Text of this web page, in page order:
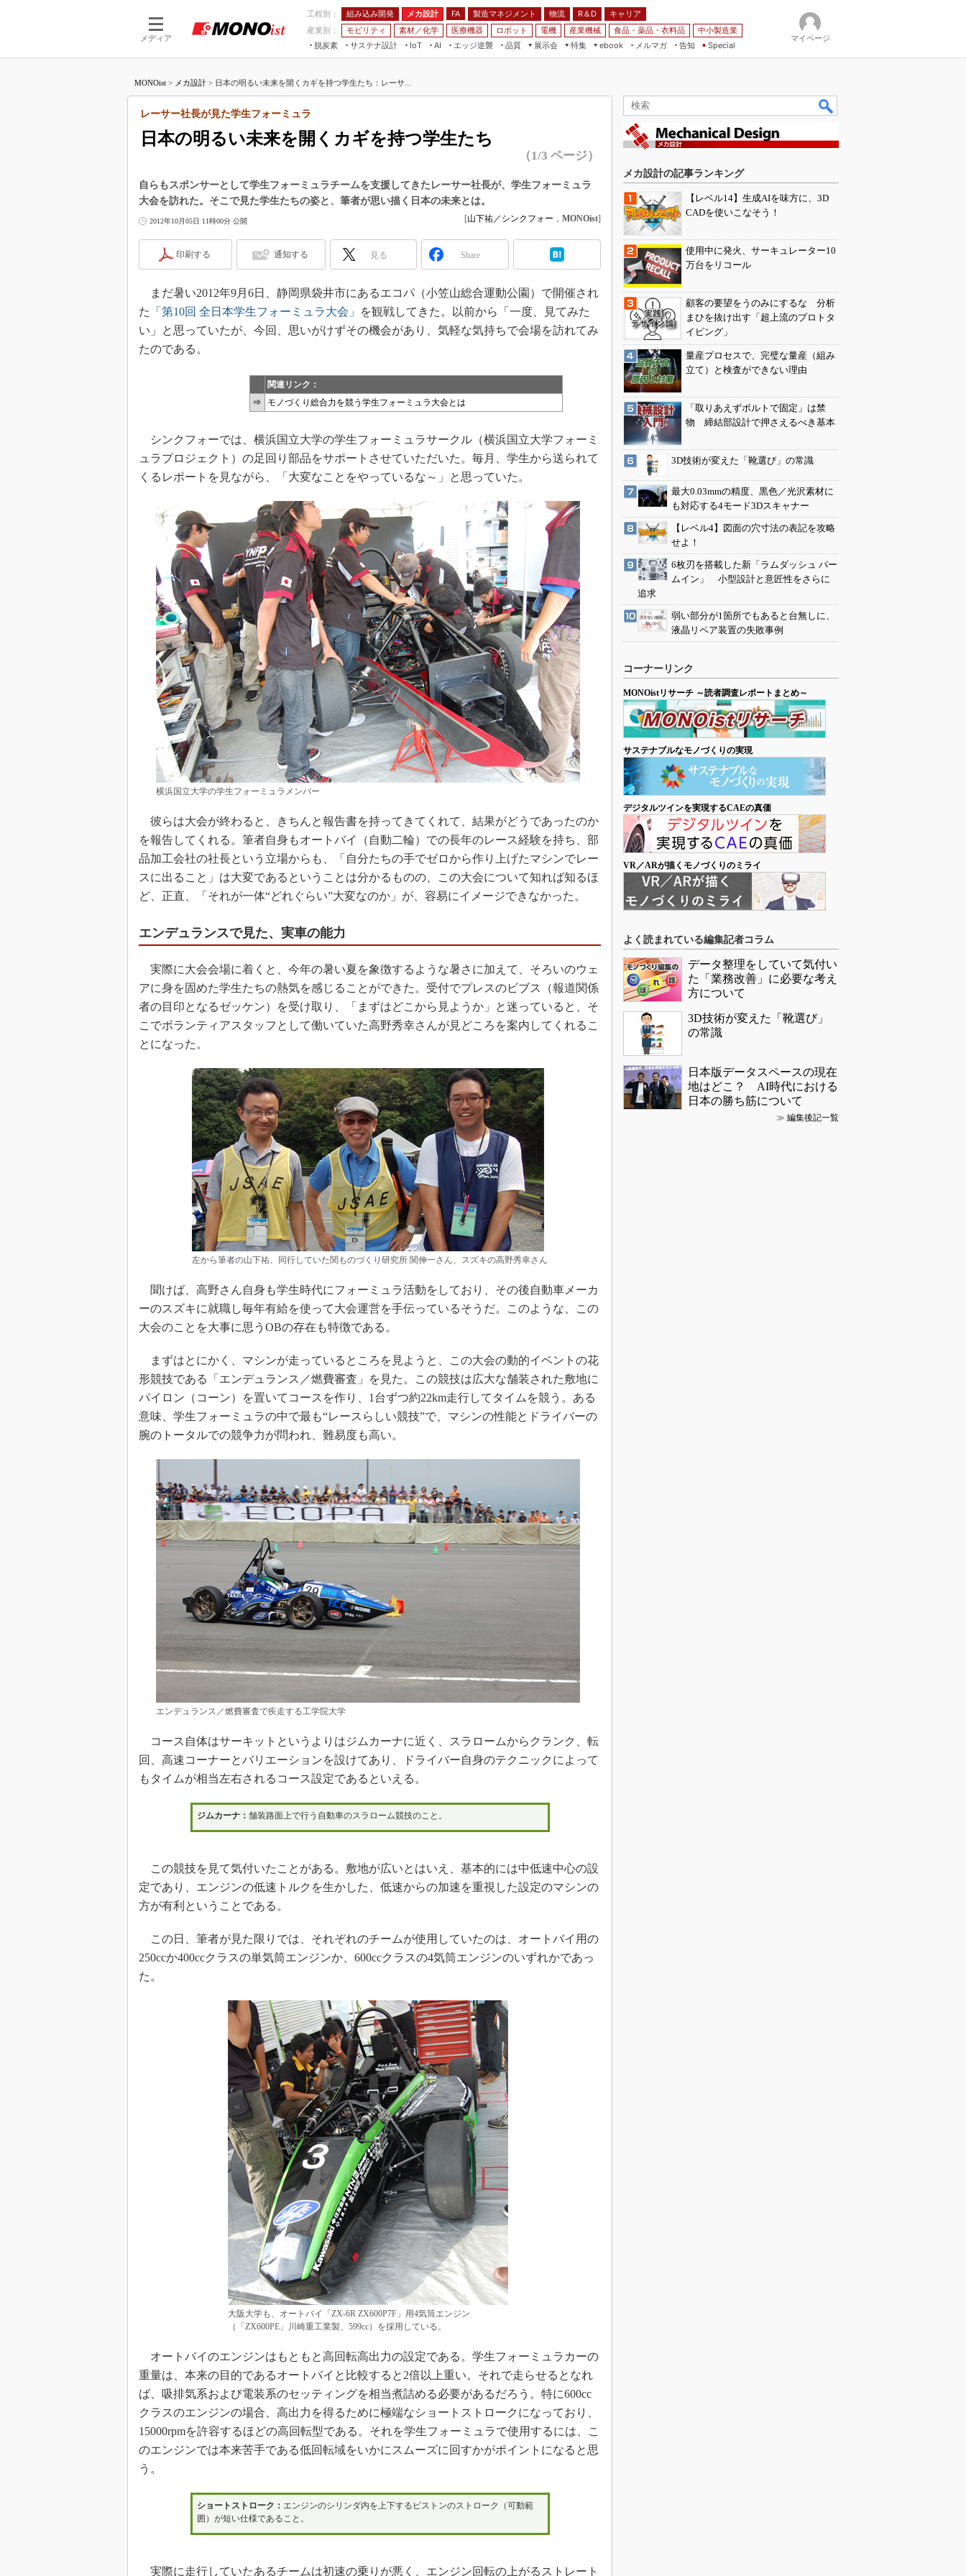
メディア
工程別： 組み込み開発 メカ設計 FA 製造マネジメント 物流 R＆D
キャリア
産業別：
モビリティ 素材／化学 医療機器 ロボット 電機 産業機械 食品・薬品・衣料品
中小製造業
脱炭素
サステナ設計
IoT
つながる工場
AI
AI×設備保全
エッジ逆襲 品質
展示会
JIMTOF
IIFES
ジャパンモビリティショー
TECHNO-FRONTIER
スマート工場EXPO
EdgeTech+
日本ものづくりワールド
AUTOMOTIVE WORLD
産業オープンネット展
特集
VR／AR
フィールドサービス
組み込み画像技術
組み込みモデリング
Windows Embedded
車載ソフト開発
無償設計ツール
3Dプリンタ
インダストリー4.0
製造業ビッグデータ
メイドインジャパン
植物工場
知財マネジメント
海外生産
グローバル設計・開発
制御セキュリティ
新型コロナへの対応
ebook
FA
モビリティ
メルマガ
告知 Special
マイページ
MONOist > メカ設計 > 日本の明るい未来を開くカギを持つ学生たち：レーサ...
日本の明るい未来を開くカギを持つ学生たち
レーサー社長が見た学生フォーミュラ
（1/3 ページ）
自らもスポンサーとして学生フォーミュラチームを支援してきたレーサー社長が、学生フォーミュラ
大会を訪れた。そこで見た学生たちの姿と、筆者が思い描く日本の未来とは。
2012年10月05日 11時00分 公開 [山下祐／シンクフォー ， MONOist]
印刷する 通知する 見る Share
まだ暑い2012年9月6日、静岡県袋井市にあるエコパ（小笠山総合運動公園）で開催され
た
「第10回 全日本学生フォーミュラ大会」
を観戦してきた。以前から「一度、見てみた
い」と思っていたが、今回、思いがけずその機会があり、気軽な気持ちで会場を訪れてみ
たのである。
関連リンク：
⇒
モノづくり総合力を競う学生フォーミュラ大会とは
シンクフォーでは、横浜国立大学の学生フォーミュラサークル（横浜国立大学フォーミ
ュラプロジェクト）の足回り部品をサポートさせていただいた。毎月、学生から送られて
くるレポートを見ながら、「大変なことをやっているな～」と思っていた。
横浜国立大学の学生フォーミュラメンバー
彼らは大会が終わると、きちんと報告書を持ってきてくれて、結果がどうであったのか
を報告してくれる。筆者自身もオートバイ（自動二輪）での長年のレース経験を持ち、部
品加工会社の社長という立場からも、「自分たちの手でゼロから作り上げたマシンでレー
スに出ること」は大変であるということは分かるものの、この大会について知れば知るほ
ど、正直、「それが一体“どれぐらい”大変なのか」が、容易にイメージできなかった。
エンデュランスで見た、実車の能力
実際に大会会場に着くと、今年の暑い夏を象徴するような暑さに加えて、そろいのウェ
アに身を固めた学生たちの熱気を感じることができた。受付でプレスのビブス（報道関係
者の目印となるゼッケン）を受け取り、「まずはどこから見ようか」と迷っていると、そ
こでボランティアスタッフとして働いていた高野秀幸さんが見どころを案内してくれるこ
とになった。
左から筆者の山下祐、同行していた関ものづくり研究所 関伸一さん、スズキの高野秀幸さん
聞けば、高野さん自身も学生時代にフォーミュラ活動をしており、その後自動車メーカ
ーのスズキに就職し毎年有給を使って大会運営を手伝っているそうだ。このような、この
大会のことを大事に思うOBの存在も特徴である。
まずはとにかく、マシンが走っているところを見ようと、この大会の動的イベントの花
形競技である「エンデュランス／燃費審査」を見た。この競技は広大な舗装された敷地に
パイロン（コーン）を置いてコースを作り、1台ずつ約22km走行してタイムを競う。ある
意味、学生フォーミュラの中で最も“レースらしい競技”で、マシンの性能とドライバーの
腕のトータルでの競争力が問われ、難易度も高い。
エンデュランス／燃費審査で疾走する工学院大学
コース自体はサーキットというよりはジムカーナに近く、スラロームからクランク、転
回、高速コーナーとバリエーションを設けてあり、ドライバー自身のテクニックによって
もタイムが相当左右されるコース設定であるといえる。
ジムカーナ： 舗装路面上で行う自動車のスラローム競技のこと。
この競技を見て気付いたことがある。敷地が広いとはいえ、基本的には中低速中心の設
定であり、エンジンの低速トルクを生かした、低速からの加速を重視した設定のマシンの
方が有利ということである。
この日、筆者が見た限りでは、それぞれのチームが使用していたのは、オートバイ用の
250ccか400ccクラスの単気筒エンジンか、600ccクラスの4気筒エンジンのいずれかであっ
た。
大阪大学も、オートバイ「ZX-6R ZX600P7F」用4気筒エンジン
（「ZX600PE」川崎重工業製、599cc）を採用している。
オートバイのエンジンはもともと高回転高出力の設定である。学生フォーミュラカーの
重量は、本来の目的であるオートバイと比較すると2倍以上重い。それで走らせるとなれ
ば、吸排気系および電装系のセッティングを相当煮詰める必要があるだろう。特に600cc
クラスのエンジンの場合、高出力を得るために極端なショートストロークになっており、
15000rpmを許容するほどの高回転型である。それを学生フォーミュラで使用するには、こ
のエンジンでは本来苦手である低回転域をいかにスムーズに回すかがポイントになると思
う。
ショートストローク： エンジンのシリンダ内を上下するピストンのストローク（可動範
囲）が短い仕様であること。
実際に走行していたあるチームは初速の乗りが悪く、エンジン回転の上がるストレート
メカ設計の記事ランキング
【レベル14】生成AIを味方に、3D
CADを使いこなそう！
使用中に発火、サーキュレーター10
万台をリコール
顧客の要望をうのみにするな 分析
まひを抜け出す「超上流のプロトタ
イピング」
量産プロセスで、完璧な量産（組み
立て）と検査ができない理由
「取りあえずボルトで固定」は禁
物 締結部設計で押さえるべき基本
3D技術が変えた「靴選び」の常識
最大0.03mmの精度、黒色／光沢素材に
も対応する4モード3Dスキャナー
【レベル4】図面の穴寸法の表記を攻略
せよ！
6枚刃を搭載した新「ラムダッシュ パー
ムイン」 小型設計と意匠性をさらに
追求
弱い部分が1箇所でもあると台無しに、
液晶リペア装置の失敗事例
コーナーリンク
MONOistリサーチ ～読者調査レポートまとめ～
サステナブルなモノづくりの実現
デジタルツインを実現するCAEの真価
VR／ARが描くモノづくりのミライ
よく読まれている編集記者コラム
データ整理をしていて気付い
た「業務改善」に必要な考え
方について
3D技術が変えた「靴選び」
の常識
日本版データスペースの現在
地はどこ？ AI時代における
日本の勝ち筋について
≫ 編集後記一覧